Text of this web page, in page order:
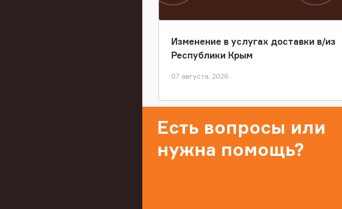
Изменение в услугах доставки в/из
Республики Крым
07 августа, 2026
Есть вопросы или
нужна помощь?